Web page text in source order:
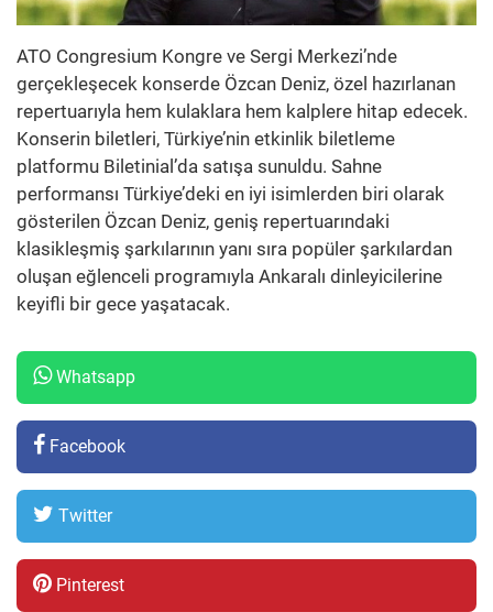
ATO Congresium Kongre ve Sergi Merkezi’nde
gerçekleşecek konserde Özcan Deniz, özel hazırlanan
repertuarıyla hem kulaklara hem kalplere hitap edecek.
Konserin biletleri, Türkiye’nin etkinlik biletleme
platformu Biletinial’da satışa sunuldu. Sahne
performansı Türkiye’deki en iyi isimlerden biri olarak
gösterilen Özcan Deniz, geniş repertuarındaki
klasikleşmiş şarkılarının yanı sıra popüler şarkılardan
oluşan eğlenceli programıyla Ankaralı dinleyicilerine
keyifli bir gece yaşatacak.
Whatsapp
Facebook
Twitter
Pinterest